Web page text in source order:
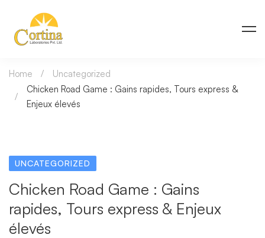
Home
Uncategorized
Chicken Road Game : Gains rapides, Tours express &
Enjeux élevés
UNCATEGORIZED
Chicken Road Game : Gains
rapides, Tours express & Enjeux
élevés